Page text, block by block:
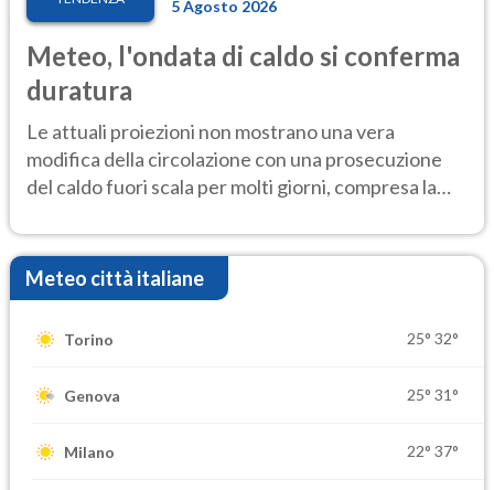
5 Agosto 2026
Meteo, l'ondata di caldo si conferma
duratura
Le attuali proiezioni non mostrano una vera
modifica della circolazione con una prosecuzione
del caldo fuori scala per molti giorni, compresa la
Meteo città italiane
Torino 25° 32°
Genova 25° 31°
Milano 22° 37°